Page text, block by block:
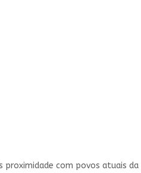
com povos atuais da